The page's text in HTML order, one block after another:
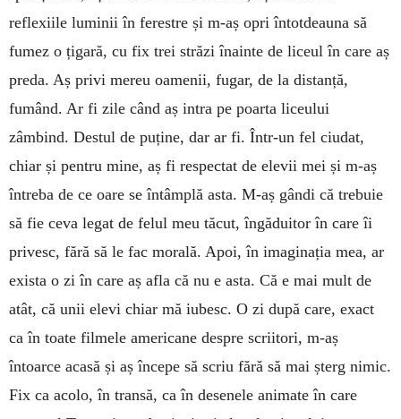
reflexiile luminii în ferestre și m-aș opri întotdeauna să
fumez o țigară, cu fix trei străzi înainte de liceul în care aș
preda. Aș privi mereu oamenii, fugar, de la distanță,
fumând. Ar fi zile când aș intra pe poarta liceului
zâmbind. Destul de puține, dar ar fi. Într-un fel ciudat,
chiar și pentru mine, aș fi respectat de elevii mei și m-aș
întreba de ce oare se întâmplă asta. M-aș gândi că trebuie
să fie ceva legat de felul meu tăcut, îngăduitor în care îi
privesc, fără să le fac morală. Apoi, în imaginația mea, ar
exista o zi în care aș afla că nu e asta. Că e mai mult de
atât, că unii elevi chiar mă iubesc. O zi după care, exact
ca în toate filmele americane despre scriitori, m-aș
întoarce acasă și aș începe să scriu fără să mai șterg nimic.
Fix ca acolo, în transă, ca în desenele animate în care